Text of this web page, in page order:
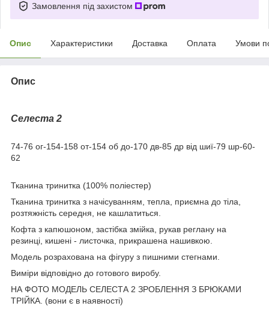
Замовлення під захистом
Опис Характеристики Доставка Оплата Умови
Опис
Селеста 2
74-76 ог-154-158 от-154 об до-170 дв-85 др від шиї-79 шр-60-
62
Тканина тринитка (100% поліестер)
Тканина тринитка з начісуванням, тепла, приємна до тіла,
розтяжність середня, не кашлатиться.
Кофта з капюшоном, застібка змійка, рукав реглану на
резинці, кишені - листочка, прикрашена нашивкою.
Модель розрахована на фігуру з пишними стегнами.
Виміри відповідно до готового виробу.
НА ФОТО МОДЕЛЬ СЕЛЕСТА 2 ЗРОБЛЕННЯ З БРЮКАМИ
ТРІЙКА. (вони є в наявності)